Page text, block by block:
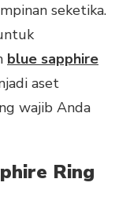
seketika.
blue sapphire
aset
wajib Anda
Ring